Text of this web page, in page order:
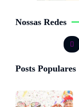
Nossas Redes
Posts Populares